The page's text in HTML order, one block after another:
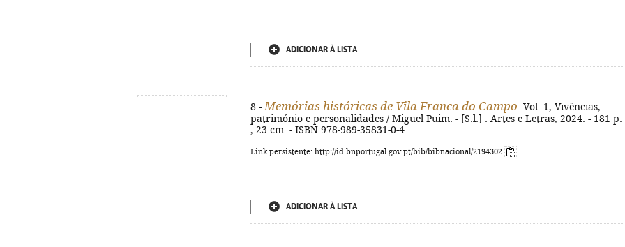
ADICIONAR À LISTA
8 - Memórias históricas de Vila Franca do Campo . Vol. 1, Vivências,
património e personalidades / Miguel Puim. - [S.l.] : Artes e Letras, 2024. - 181 p.
; 23 cm. - ISBN 978-989-35831-0-4
Link persistente: http://id.bnportugal.gov.pt/bib/bibnacional/2194302
ADICIONAR À LISTA